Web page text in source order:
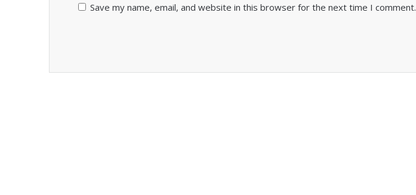
Save my name, email, and website in this browser for the next time I comment.